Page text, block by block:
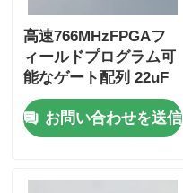
高速766MHzFPGAフ
ィールドプログラム可
能なゲート配列 22uF
タンタル凝縮体と6マ
イクロ秒の安定時間
お問い合わせを送信